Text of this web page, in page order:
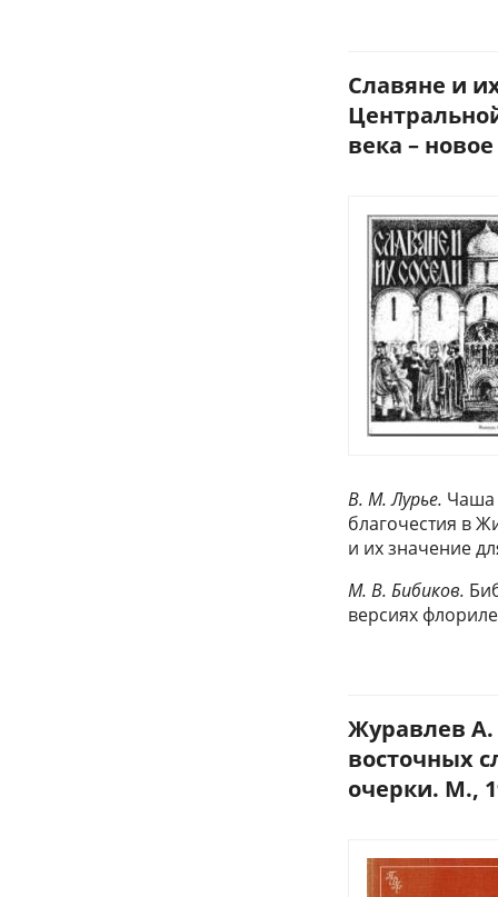
Славяне и
века –
В. М. Лурье. Чаша
благочестия в
и их значение
М. В. Бибиков.
версиях
Журавлев
восточных
очерки. М.,